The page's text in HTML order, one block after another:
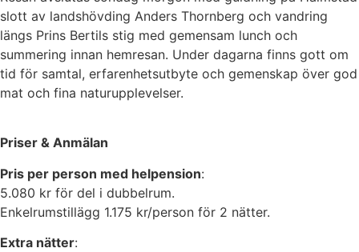
slott av landshövding Anders Thornberg och vandring
längs Prins Bertils stig med gemensam lunch och
summering innan hemresan. Under dagarna finns gott om
tid för samtal, erfarenhetsutbyte och gemenskap över god
mat och fina naturupplevelser.
Priser & Anmälan
Pris per person med helpension:
5.080 kr för del i dubbelrum.
Enkelrumstillägg 1.175 kr/person för 2 nätter.
Extra nätter: